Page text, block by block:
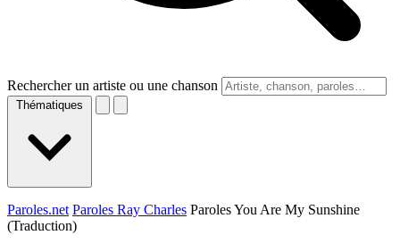
Rechercher un artiste ou une chanson
Thématiques
Paroles.net Paroles Ray Charles Paroles You Are My Sunshine
(Traduction)